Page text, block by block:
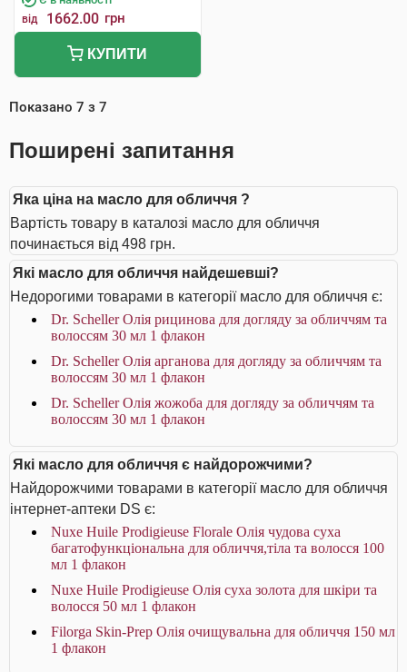
від 1662.00 грн
КУПИТИ
Показано 7 з 7
Поширені запитання
Яка ціна на масло для обличчя ?
Вартість товару в каталозі масло для обличчя
починається від 498 грн.
Які масло для обличчя найдешевші?
Недорогими товарами в категорії масло для обличчя є:
Dr. Scheller Олія рицинова для догляду за обличчям та
волоссям 30 мл 1 флакон
Dr. Scheller Олія арганова для догляду за обличчям та
волоссям 30 мл 1 флакон
Dr. Scheller Олія жожоба для догляду за обличчям та
волоссям 30 мл 1 флакон
Які масло для обличчя є найдорожчими?
Найдорожчими товарами в категорії масло для обличчя
інтернет-аптеки DS є:
Nuxe Huile Prodigieuse Florale Олія чудова суха
багатофункціональна для обличчя,тіла та волосся 100
мл 1 флакон
Nuxe Huile Prodigieuse Олія суха золота для шкіри та
волосся 50 мл 1 флакон
Filorga Skin-Prep Олія очищувальна для обличчя 150 мл
1 флакон